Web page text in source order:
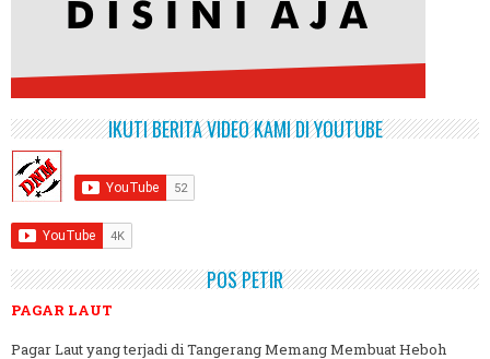
IKUTI BERITA VIDEO KAMI DI YOUTUBE
POS PETIR
PAGAR LAUT
Pagar Laut yang terjadi di Tangerang Memang Membuat Heboh